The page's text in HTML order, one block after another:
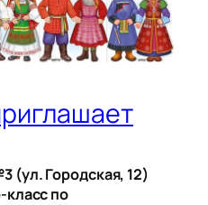
(ул. Городская, 12)
класс по